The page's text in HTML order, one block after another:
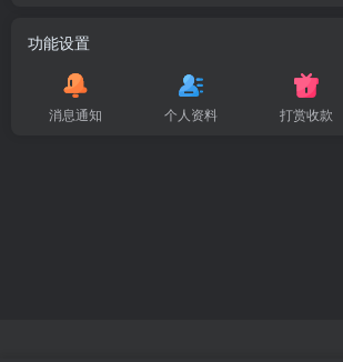
功能设置
消息通知 个人资料 打赏收款